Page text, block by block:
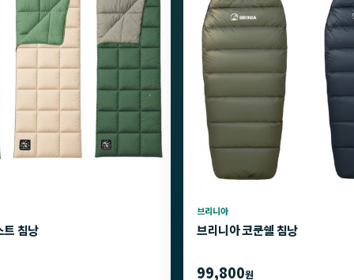
트 침낭
브리니아
브리니아 코쿤쉘 침낭
99,800원